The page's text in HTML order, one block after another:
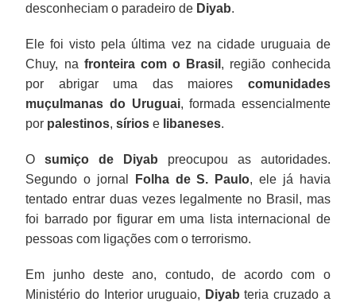
desconheciam o paradeiro de Diyab.
Ele foi visto pela última vez na cidade uruguaia de
Chuy, na fronteira com o Brasil , região conhecida
por abrigar uma das maiores comunidades
muçulmanas do Uruguai, formada essencialmente
por palestinos,sírios e libaneses.
Osumiço de Diyab preocupou as autoridades.
Segundo o jornal
Folha de S. Paulo, ele já havia
tentado entrar duas vezes legalmente no Brasil, mas
foi barrado por figurar em uma lista internacional de
pessoas com ligações com o terrorismo.
Em junho deste ano, contudo, de acordo com o
Ministério do Interior uruguaio, Diyab teria cruzado a